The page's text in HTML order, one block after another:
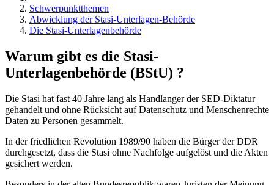
Schwerpunktthemen
Abwicklung der Stasi-Unterlagen-Behörde
Die Stasi-Unterlagenbehörde
Warum gibt es die Stasi-
Unterlagenbehörde (BStU) ?
Die Stasi hat fast 40 Jahre lang als Handlanger der SED-Diktatur
gehandelt und ohne Rücksicht auf Datenschutz und Menschenrechte
Daten zu Personen gesammelt.
In der friedlichen Revolution 1989/90 haben die Bürger der DDR
durchgesetzt, dass die Stasi ohne Nachfolge aufgelöst und die Akten
gesichert werden.